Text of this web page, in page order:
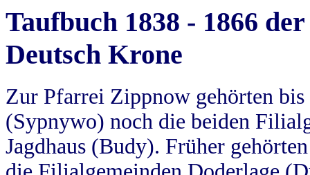
Taufbuch 1838 - 1866
Deutsch Krone
Zur Pfarrei Zippnow gehörten
(Sypnywo) noch die beiden
Jagdhaus (Budy). Früher